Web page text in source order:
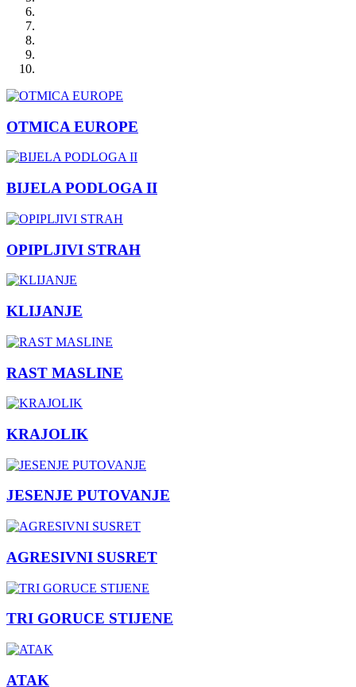
OTMICA EUROPE
BIJELA PODLOGA II
OPIPLJIVI STRAH
KLIJANJE
RAST MASLINE
KRAJOLIK
JESENJE PUTOVANJE
AGRESIVNI SUSRET
TRI GORUCE STIJENE
ATAK